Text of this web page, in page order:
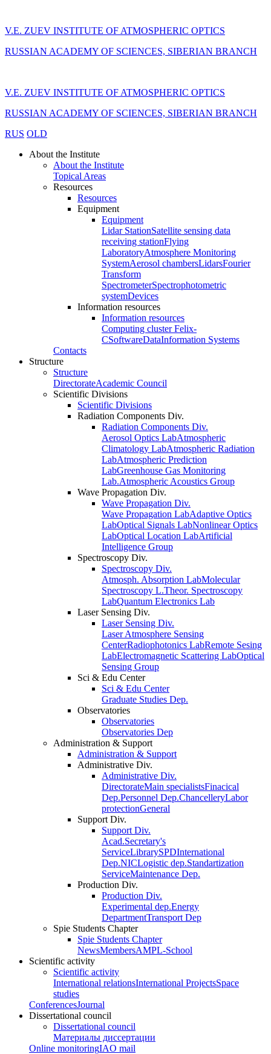
V.E. ZUEV INSTITUTE OF ATMOSPHERIC OPTICS
RUSSIAN ACADEMY OF SCIENCES, SIBERIAN BRANCH
V.E. ZUEV INSTITUTE OF ATMOSPHERIC OPTICS
RUSSIAN ACADEMY OF SCIENCES, SIBERIAN BRANCH
RUS OLD
About the Institute
About the Institute
Topical Areas
Resources
Resources
Equipment
Equipment
Lidar StationSatellite sensing data
receiving stationFlying
LaboratoryAtmosphere Monitoring
SystemAerosol chambersLidarsFourier
Transform
SpectrometerSpectrophotometric
systemDevices
Information resources
Information resources
Computing cluster Felix-
CSoftwareDataInformation Systems
Contacts
Structure
Structure
DirectorateAcademic Council
Scientific Divisions
Scientific Divisions
Radiation Components Div.
Radiation Components Div.
Aerosol Optics LabAtmospheric
Climatology LabAtmospheric Radiation
LabAtmospheric Prediction
LabGreenhouse Gas Monitoring
Lab.Atmospheric Acoustics Group
Wave Propagation Div.
Wave Propagation Div.
Wave Propagation LabAdaptive Optics
LabOptical Signals LabNonlinear Optics
LabOptical Location LabArtificial
Intelligence Group
Spectroscopy Div.
Spectroscopy Div.
Atmosph. Absorption LabMolecular
Spectroscopy L.Theor. Spectroscopy
LabQuantum Electronics Lab
Laser Sensing Div.
Laser Sensing Div.
Laser Atmosphere Sensing
CenterRadiophotonics LabRemote Sesing
LabElectromagnetic Scattering LabOptical
Sensing Group
Sci & Edu Center
Sci & Edu Center
Graduate Studies Dep.
Observatories
Observatories
Observatories Dep
Administration & Support
Administration & Support
Administrative Div.
Administrative Div.
DirectorateMain specialistsFinacical
Dep.Personnel Dep.ChancelleryLabor
protectionGeneral
Support Div.
Support Div.
Acad.Secretary's
ServiceLibrarySPDInternational
Dep.NICLogistic dep.Standartization
ServiceMaintenance Dep.
Production Div.
Production Div.
Experimental dep.Energy
DepartmentTransport Dep
Spie Students Chapter
Spie Students Chapter
NewsMembersAMPL-School
Scientific activity
Scientific activity
International relationsInternational ProjectsSpace
studies
ConferencesJournal
Dissertational council
Dissertational council
Материалы диссертации
Online monitoringIAO mail